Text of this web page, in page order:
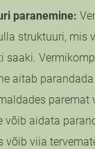
paranemine:
struktuuri, mis
saaki.
aitab
paremat
võib aidata
võib viia